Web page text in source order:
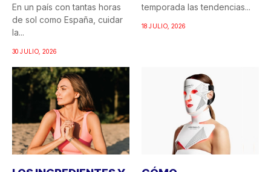
En un país con tantas horas
de sol como España, cuidar
la...
30 JULIO, 2026
temporada las tendencias...
18 JULIO, 2026